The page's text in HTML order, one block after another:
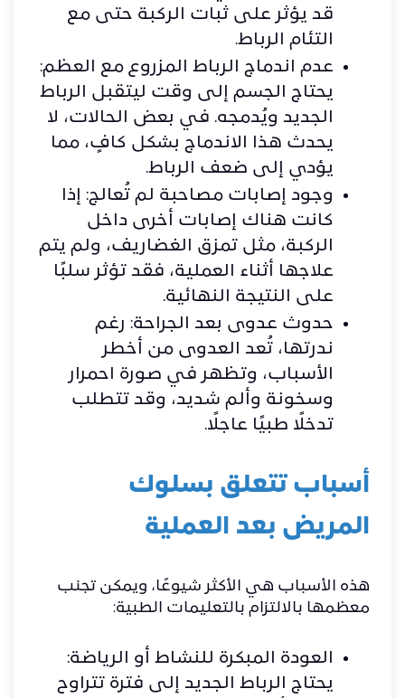
قد يؤثر على ثبات الركبة حتى مع
التئام الرباط.
عدم اندماج الرباط المزروع مع العظم:
يحتاج الجسم إلى وقت ليتقبل الرباط
الجديد ويُدمجه. في بعض الحالات، لا
يحدث هذا الاندماج بشكل كافٍ، مما
يؤدي إلى ضعف الرباط.
وجود إصابات مصاحبة لم تُعالج: إذا
كانت هناك إصابات أخرى داخل
الركبة، مثل تمزق الغضاريف، ولم يتم
علاجها أثناء العملية، فقد تؤثر سلبًا
على النتيجة النهائية.
حدوث عدوى بعد الجراحة: رغم
ندرتها، تُعد العدوى من أخطر
الأسباب، وتظهر في صورة احمرار
وسخونة وألم شديد، وقد تتطلب
تدخلًا طبيًا عاجلًا.
أسباب تتعلق بسلوك
المريض بعد العملية
هذه الأسباب هي الأكثر شيوعًا، ويمكن تجنب
معظمها بالالتزام بالتعليمات الطبية:
العودة المبكرة للنشاط أو الرياضة:
يحتاج الرباط الجديد إلى فترة تتراوح